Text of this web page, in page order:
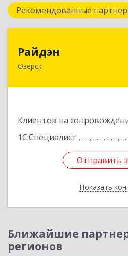
Рекомендованные
Райдэн
Озерск
Клиентов на
1С:Специалист
Отправить
Показать
456783, Челябинская обл,
Отправить
Назад
Ближайшие
регионов